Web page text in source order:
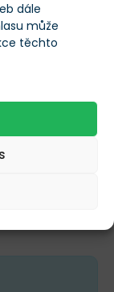
dále
může
těchto